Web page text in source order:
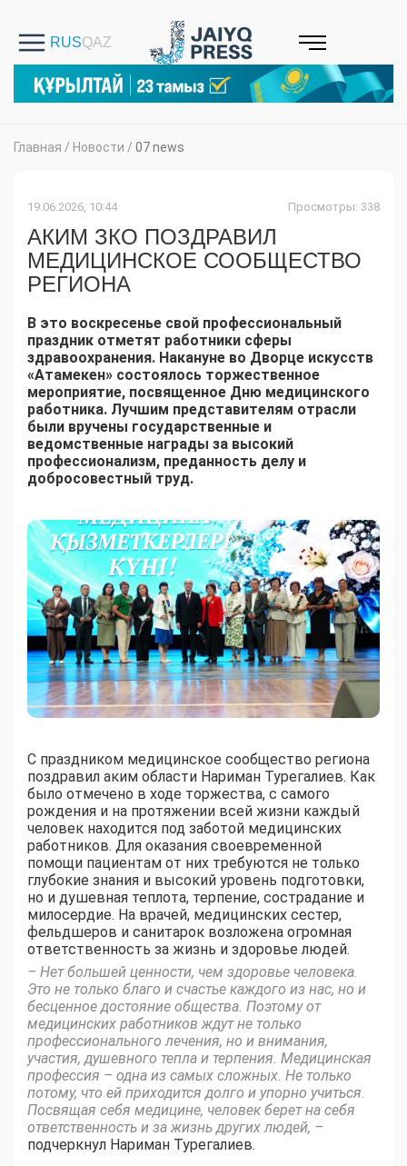
Главная / Новости / 07 news
19.06.2026, 10:44 Просмотры: 338
АКИМ ЗКО ПОЗДРАВИЛ
МЕДИЦИНСКОЕ СООБЩЕСТВО
РЕГИОНА
В это воскресенье свой профессиональный
праздник отметят работники сферы
здравоохранения. Накануне во Дворце искусств
«Атамекен» состоялось торжественное
мероприятие, посвященное Дню медицинского
работника. Лучшим представителям отрасли
были вручены государственные и
ведомственные награды за высокий
профессионализм, преданность делу и
добросовестный труд.
С праздником медицинское сообщество региона
поздравил аким области Нариман Турегалиев. Как
было отмечено в ходе торжества, с самого
рождения и на протяжении всей жизни каждый
человек находится под заботой медицинских
работников. Для оказания своевременной
помощи пациентам от них требуются не только
глубокие знания и высокий уровень подготовки,
но и душевная теплота, терпение, сострадание и
милосердие. На врачей, медицинских сестер,
фельдшеров и санитарок возложена огромная
ответственность за жизнь и здоровье людей.
– Нет большей ценности, чем здоровье человека.
Это не только благо и счастье каждого из нас, но и
бесценное достояние общества. Поэтому от
медицинских работников ждут не только
профессионального лечения, но и внимания,
участия, душевного тепла и терпения. Медицинская
профессия – одна из самых сложных. Не только
потому, что ей приходится долго и упорно учиться.
Посвящая себя медицине, человек берет на себя
ответственность и за жизнь других людей, –
подчеркнул Нариман Турегалиев.